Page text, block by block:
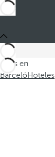
Estás en
BarcelóHoteles